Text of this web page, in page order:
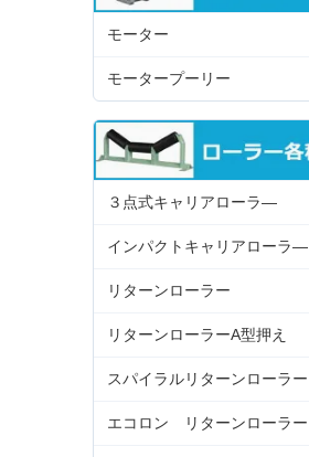
モーター
モータープーリー
３点式キャリアローラ―
インパクトキャリアローラ―
リターンローラー
リターンローラーA型押え
スパイラルリターンローラー
エコロン リターンローラー